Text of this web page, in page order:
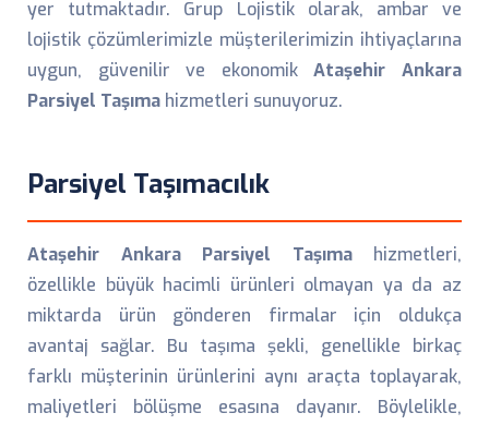
yer tutmaktadır. Grup Lojistik olarak, ambar ve
lojistik çözümlerimizle müşterilerimizin ihtiyaçlarına
uygun, güvenilir ve ekonomikAtaşehir Ankara
Parsiyel Taşıma hizmetleri sunuyoruz.
Parsiyel Taşımacılık
Ataşehir Ankara Parsiyel Taşımahizmetleri,
özellikle büyük hacimli ürünleri olmayan ya da az
miktarda ürün gönderen firmalar için oldukça
avantaj sağlar. Bu taşıma şekli, genellikle birkaç
farklı müşterinin ürünlerini aynı araçta toplayarak,
maliyetleri bölüşme esasına dayanır. Böylelikle,